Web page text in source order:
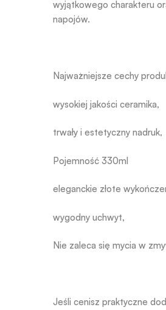
wyjątkowego charakteru
napojów.
Najważniejsze cechy
wysokiej jakości ceramika,
trwały i estetyczny nadruk,
Pojemność 330ml
eleganckie złote
wygodny uchwyt,
Nie zaleca się mycia w
Jeśli cenisz praktyczne